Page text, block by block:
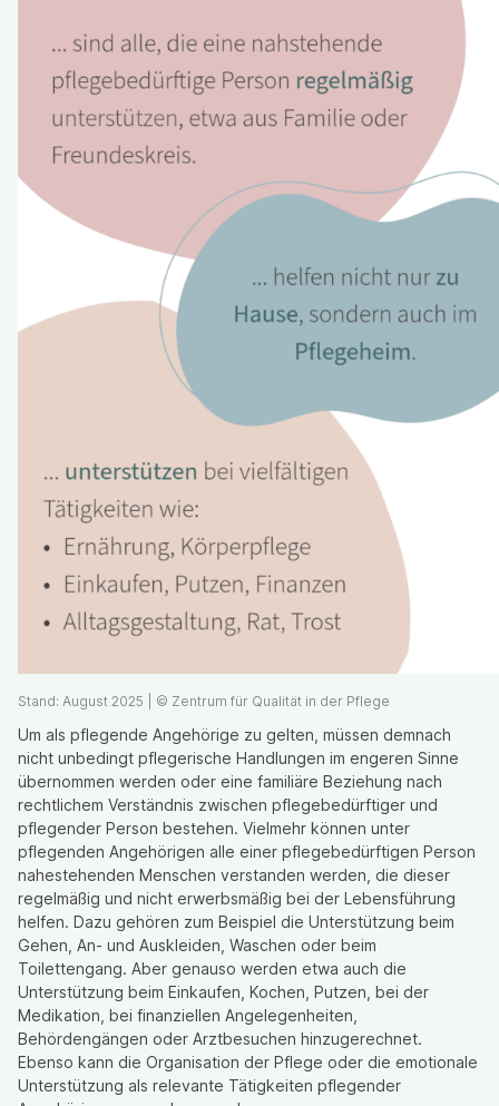
Stand: August 2025 | © Zentrum für Qualität in der Pflege
Um als pflegende Angehörige zu gelten, müssen demnach
nicht unbedingt pflegerische Handlungen im engeren Sinne
übernommen werden oder eine familiäre Beziehung nach
rechtlichem Verständnis zwischen pflegebedürftiger und
pflegender Person bestehen. Vielmehr können unter
pflegenden Angehörigen alle einer pflegebedürftigen Person
nahestehenden Menschen verstanden werden, die dieser
regelmäßig und nicht erwerbsmäßig bei der Lebensführung
helfen. Dazu gehören zum Beispiel die Unterstützung beim
Gehen, An- und Auskleiden, Waschen oder beim
Toilettengang. Aber genauso werden etwa auch die
Unterstützung beim Einkaufen, Kochen, Putzen, bei der
Medikation, bei finanziellen Angelegenheiten,
Behördengängen oder Arztbesuchen hinzugerechnet.
Ebenso kann die Organisation der Pflege oder die emotionale
Unterstützung als relevante Tätigkeiten pflegender